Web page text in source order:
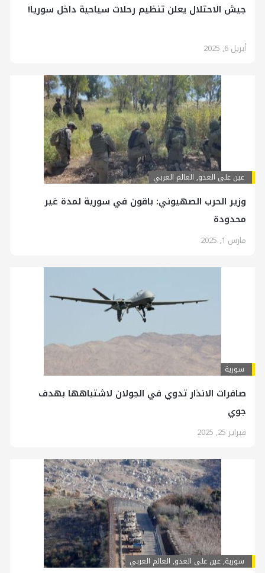
جيش الاحتلال يعلن تنظيم رحلات سياحية داخل سوريا!
أبريل 6, 2025
عين على العدو, العالم العربي
وزير الحرب الصهيوني: باقون في سورية لمدة غير
محدودة
مارس 1, 2025
سورية
صافرات الانذار تدوي في الجولان لاشتباهها بهدف
جوي
فبراير 25, 2025
سورية,عين على العدو, العالم العربي